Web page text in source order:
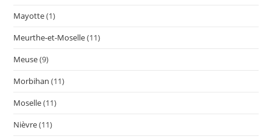
Mayotte(1)
Meurthe-et-Moselle(11)
Meuse(9)
Morbihan (11)
Moselle(11)
Nièvre(11)